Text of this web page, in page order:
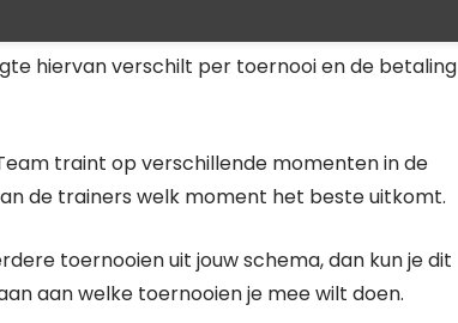
hiervan verschilt per toernooi en de betaling
traint op verschillende momenten in de
de trainers welk moment het beste uitkomt.
toernooien uit jouw schema, dan kun je dit
aan welke toernooien je mee wilt doen.